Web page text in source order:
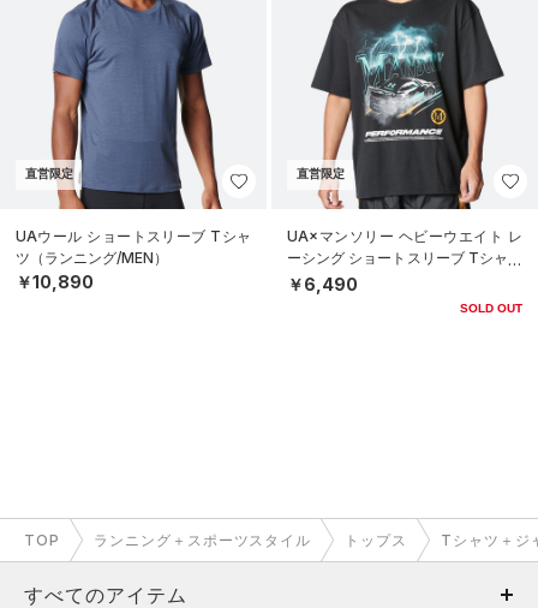
直営限定
UAウール ショートスリーブ Tシャ
ツ（ランニング/MEN）
￥10,890
直営限定
UA×マンソリー ヘビーウエイト レ
ーシング ショートスリーブ Tシャツ
（ライフスタイル/MEN）
￥6,490
SOLD OUT
TOP ランニング＋スポーツスタイル トップス Tシャツ＋ジ
すべてのアイテム